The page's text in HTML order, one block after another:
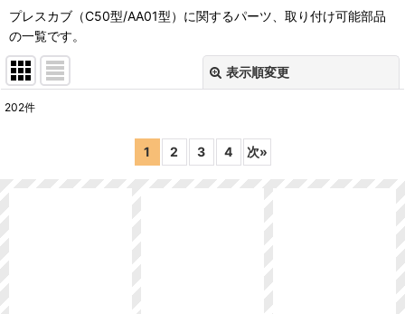
プレスカブ（C50型/AA01型）に関するパーツ、取り付け可能部品
の一覧です。
表示順変更
202件
1 2 3 4 次»